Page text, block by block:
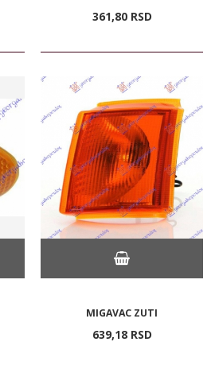
361,80 RSD
MIGAVAC ZUTI
639,18 RSD